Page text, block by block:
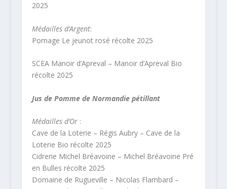
2025
Médailles d’Argent:
Pomage Le jeunot rosé récolte 2025
SCEA Manoir d’Apreval – Manoir d’Apreval Bio
récolte 2025
Jus de Pomme de Normandie pétillant
Médailles d’Or :
Cave de la Loterie – Régis Aubry – Cave de la
Loterie Bio récolte 2025
Cidrerie Michel Bréavoine – Michel Bréavoine Pré
en Bulles récolte 2025
Domaine de Rugueville – Nicolas Flambard –